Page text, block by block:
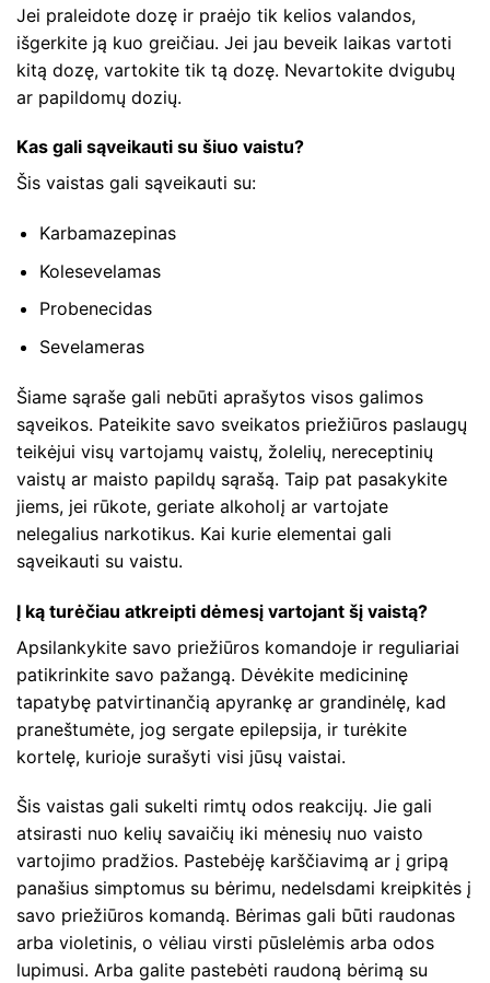
Jei praleidote dozę ir praėjo tik kelios valandos,
išgerkite ją kuo greičiau. Jei jau beveik laikas vartoti
kitą dozę, vartokite tik tą dozę. Nevartokite dvigubų
ar papildomų dozių.
Kas gali sąveikauti su šiuo vaistu?
Šis vaistas gali sąveikauti su:
Karbamazepinas
Kolesevelamas
Probenecidas
Sevelameras
Šiame sąraše gali nebūti aprašytos visos galimos
sąveikos. Pateikite savo sveikatos priežiūros paslaugų
teikėjui visų vartojamų vaistų, žolelių, nereceptinių
vaistų ar maisto papildų sąrašą. Taip pat pasakykite
jiems, jei rūkote, geriate alkoholį ar vartojate
nelegalius narkotikus. Kai kurie elementai gali
sąveikauti su vaistu.
Į ką turėčiau atkreipti dėmesį vartojant šį vaistą?
Apsilankykite savo priežiūros komandoje ir reguliariai
patikrinkite savo pažangą. Dėvėkite medicininę
tapatybę patvirtinančią apyrankę ar grandinėlę, kad
praneštumėte, jog sergate epilepsija, ir turėkite
kortelę, kurioje surašyti visi jūsų vaistai.
Šis vaistas gali sukelti rimtų odos reakcijų. Jie gali
atsirasti nuo kelių savaičių iki mėnesių nuo vaisto
vartojimo pradžios. Pastebėję karščiavimą ar į gripą
panašius simptomus su bėrimu, nedelsdami kreipkitės į
savo priežiūros komandą. Bėrimas gali būti raudonas
arba violetinis, o vėliau virsti pūslelėmis arba odos
lupimusi. Arba galite pastebėti raudoną bėrimą su